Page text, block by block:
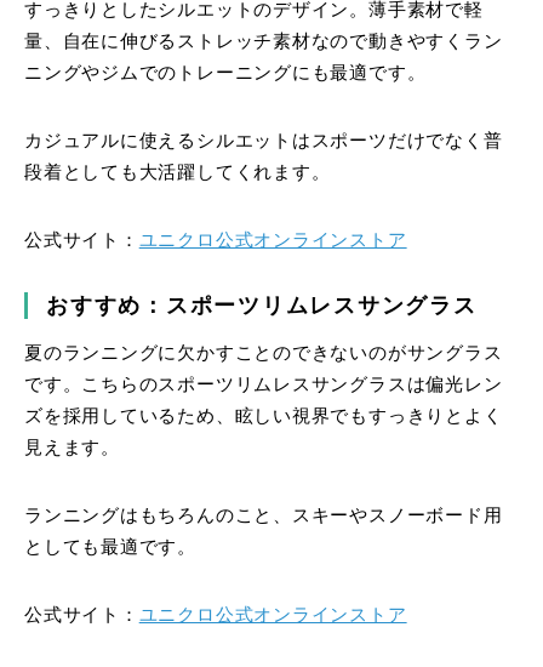
すっきりとしたシルエットのデザイン。薄手素材で軽
量、自在に伸びるストレッチ素材なので動きやすくラン
ニングやジムでのトレーニングにも最適です。
カジュアルに使えるシルエットはスポーツだけでなく普
段着としても大活躍してくれます。
公式サイト： ユニクロ公式オンラインストア
おすすめ：スポーツリムレスサングラス
夏のランニングに欠かすことのできないのがサングラス
です。こちらのスポーツリムレスサングラスは偏光レン
ズを採用しているため、眩しい視界でもすっきりとよく
見えます。
ランニングはもちろんのこと、スキーやスノーボード用
としても最適です。
公式サイト： ユニクロ公式オンラインストア